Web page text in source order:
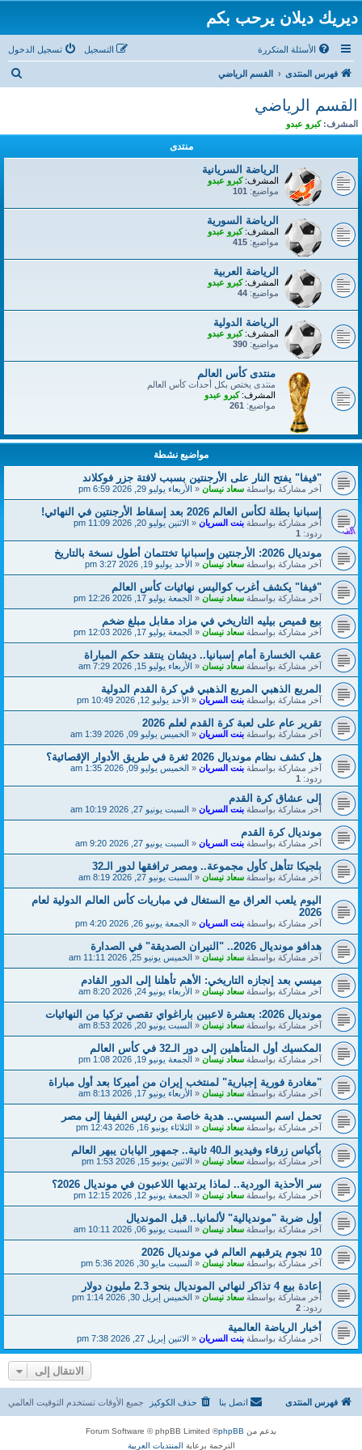
ديريك ديلان يرحب بكم
الأسئلة المتكررة تسجيل الدخول التسجيل
فهرس المنتدى القسم الرياضي
القسم الرياضي
المشرف: كبرو عبدو
منتدى
الرياضة السريانية
المشرف: كبرو عبدو
مواضيع: 101
الرياضة السورية
المشرف: كبرو عبدو
مواضيع: 415
الرياضة العربية
المشرف: كبرو عبدو
مواضيع: 44
الرياضة الدولية
المشرف: كبرو عبدو
مواضيع: 390
منتدى كأس العالم
منتدى يختص بكل أحداث كأس العالم
المشرف: كبرو عبدو
مواضيع: 261
مواضيع نشطة
"فيفا" يفتح النار على الأرجنتين بسبب لافتة جزر فوكلاند
آخر مشاركة بواسطة سعاد نيسان « الأربعاء يوليو 29, 2026 6:59 pm
إسبانيا بطلة لكأس العالم 2026 بعد إسقاط الأرجنتين في النهائي!
آخر مشاركة بواسطة بنت السريان « الاثنين يوليو 20, 2026 11:09 pm
ردود: 1
مونديال 2026: الأرجنتين وإسبانيا تختتمان أطول نسخة بالتاريخ
آخر مشاركة بواسطة سعاد نيسان « الأحد يوليو 19, 2026 3:27 pm
"فيفا" يكشف أغرب كواليس نهائيات كأس العالم
آخر مشاركة بواسطة سعاد نيسان « الجمعة يوليو 17, 2026 12:26 pm
بيع قميص بيليه التاريخي في مزاد مقابل مبلغ ضخم
آخر مشاركة بواسطة سعاد نيسان « الجمعة يوليو 17, 2026 12:03 pm
عقب الخسارة أمام إسبانيا.. ديشان ينتقد حكم المباراة
آخر مشاركة بواسطة سعاد نيسان « الأربعاء يوليو 15, 2026 7:29 am
المربع الذهبي المربع الذهبي في كرة القدم الدولية
آخر مشاركة بواسطة بنت السريان « الأحد يوليو 12, 2026 10:49 pm
تقرير عام على لعبة كرة القدم لعلم 2026
آخر مشاركة بواسطة بنت السريان « الخميس يوليو 09, 2026 1:39 am
هل كشف نظام مونديال 2026 ثغرة في طريق الأدوار الإقصائية؟
آخر مشاركة بواسطة بنت السريان « الخميس يوليو 09, 2026 1:35 am
ردود: 1
إلى عشاق كرة القدم
آخر مشاركة بواسطة بنت السريان « السبت يونيو 27, 2026 10:19 am
مونديال كرة القدم
آخر مشاركة بواسطة بنت السريان « السبت يونيو 27, 2026 9:20 am
بلجيكا تتأهل كأول مجموعة.. ومصر ترافقها لدور الـ32
آخر مشاركة بواسطة سعاد نيسان « السبت يونيو 27, 2026 8:19 am
اليوم يلعب العراق مع الستغال في مباريات كأس العالم الدولية لعام
2026
آخر مشاركة بواسطة بنت السريان « الجمعة يونيو 26, 2026 4:20 pm
هدافو مونديال 2026.. "النيران الصديقة" في الصدارة
آخر مشاركة بواسطة سعاد نيسان « الخميس يونيو 25, 2026 11:11 am
ميسي بعد إنجازه التاريخي: الأهم تأهلنا إلى الدور القادم
آخر مشاركة بواسطة سعاد نيسان « الأربعاء يونيو 24, 2026 8:20 am
مونديال 2026: بعشرة لاعبين باراغواي تقصي تركيا من النهائيات
آخر مشاركة بواسطة سعاد نيسان « السبت يونيو 20, 2026 8:53 am
المكسيك أول المتأهلين إلى دور الـ32 في كأس العالم
آخر مشاركة بواسطة سعاد نيسان « الجمعة يونيو 19, 2026 1:08 pm
"مغادرة فورية إجبارية" لمنتخب إيران من أميركا بعد أول مباراة
آخر مشاركة بواسطة سعاد نيسان « الأربعاء يونيو 17, 2026 8:13 am
تحمل اسم السيسي.. هدية خاصة من رئيس الفيفا إلى مصر
آخر مشاركة بواسطة سعاد نيسان « الثلاثاء يونيو 16, 2026 12:43 pm
بأكياس زرقاء وفيديو الـ40 ثانية.. جمهور اليابان يبهر العالم
آخر مشاركة بواسطة سعاد نيسان « الاثنين يونيو 15, 2026 1:53 pm
سر الأحذية الوردية.. لماذا يرتديها اللاعبون في مونديال 2026؟
آخر مشاركة بواسطة سعاد نيسان « الجمعة يونيو 12, 2026 12:15 pm
أول ضربة "مونديالية" لألمانيا.. قبل المونديال
آخر مشاركة بواسطة سعاد نيسان « السبت يونيو 06, 2026 10:11 am
10 نجوم يترقبهم العالم في مونديال 2026
آخر مشاركة بواسطة سعاد نيسان « السبت مايو 30, 2026 5:36 pm
إعادة بيع 4 تذاكر لنهائي المونديال بنحو 2.3 مليون دولار
آخر مشاركة بواسطة سعاد نيسان « الخميس إبريل 30, 2026 1:14 pm
ردود: 2
أخبار الرياضة العالمية
آخر مشاركة بواسطة بنت السريان « الاثنين إبريل 27, 2026 7:38 pm
الانتقال إلى
فهرس المنتدى جميع الأوقات تستخدم التوقيت العالمي حذف الكوكيز اتصل بنا
بدعم من phpBB
® Forum Software © phpBB Limited
الترجمة برعاية المنتديات العربية